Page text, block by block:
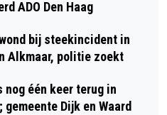
ADO Den Haag
bij steekincident in
Alkmaar, politie zoekt
nog één keer terug in
gemeente Dijk en Waard